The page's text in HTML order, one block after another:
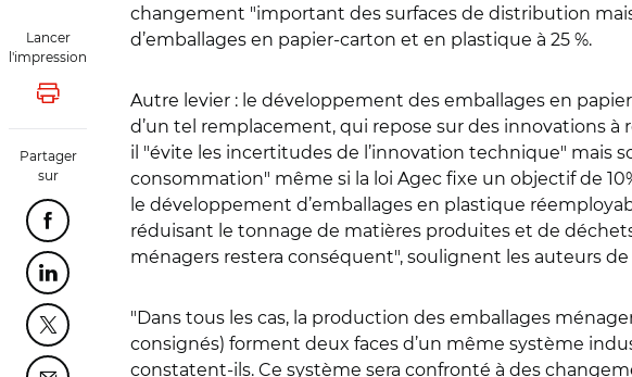
Lancer
l'impression
Lancer l'impression
Partager
sur
Partager cette page sur Facebook
Partager cette page sur Linkedin
Partager cette page sur Twitter
changement "important des surfaces de distribution
d’emballages en papier-carton et en plastique à 25 %.
Autre levier : le développement des emballages en
d’un tel remplacement, qui repose sur des innovations
il "évite les incertitudes de l’innovation technique" mais
consommation" même si la loi Agec fixe un objectif de
le développement d’emballages en plastique
réduisant le tonnage de matières produites et de
ménagers restera conséquent", soulignent les auteurs
"Dans tous les cas, la production des emballages
consignés) forment deux faces d’un même système
constatent-ils. Ce système sera confronté à des